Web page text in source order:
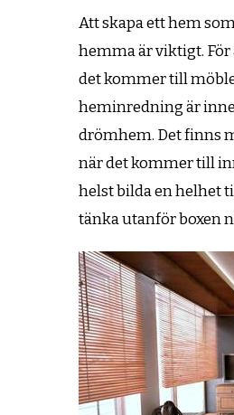
Att skapa ett hem
hemma är viktigt.
det kommer till
heminredning är
drömhem. Det finns
när det kommer till
helst bilda en helhet
tänka utanför boxen